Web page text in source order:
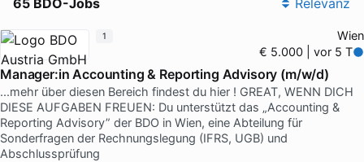
Wien
€ 5.000 | vor 5 T
Manager:in Accounting & Reporting Advisory (m/w/d)
...mehr über diesen Bereich findest du hier ! GREAT, WENN DICH
DIESE AUFGABEN FREUEN: Du unterstützt das „Accounting &
Reporting Advisory” der BDO in Wien, eine Abteilung für
Sonderfragen der Rechnungslegung (IFRS, UGB) und
Abschlussprüfung
1